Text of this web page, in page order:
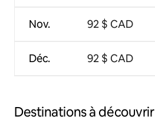
Nov.
Déc.
92 $ CAD
92 $ CAD
Destinations à découvrir